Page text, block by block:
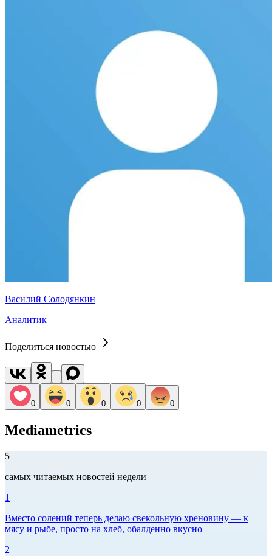
Василий Солодянкин
Аналитик
Поделиться новостью
0 0 0 0 0
Mediametrics
5
самых читаемых новостей недели
1
Вместо солений теперь делаю свекольную хреновину — к
мясу и рыбе, просто на хлеб, обалденно вкусно
2